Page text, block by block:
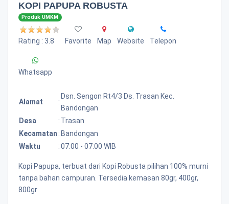
KOPI PAPUPA ROBUSTA
Produk UMKM
Rating : 3.8 Favorite Map Website Telepon
Whatsapp
Alamat :
Dsn. Sengon Rt4/3 Ds. Trasan Kec.
Bandongan
Desa
: Trasan
Kecamatan : Bandongan
Waktu
:07:00 - 07:00 WIB
Kopi Papupa, terbuat dari Kopi Robusta pilihan 100% murni
tanpa bahan campuran. Tersedia kemasan 80gr, 400gr,
800gr